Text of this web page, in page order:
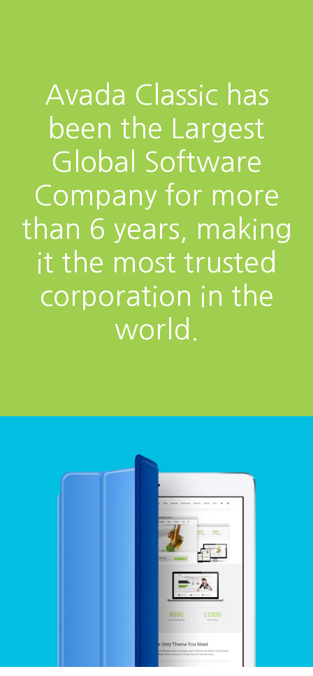
Avada Classic has
been the Largest
Global Software
Company for more
than 6 years, making
it the most trusted
corporation in the
world.